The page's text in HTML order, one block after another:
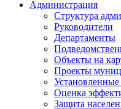
Администрация
Структура
Руководители
Департаменты
Объекты на
Проекты
Оценка
Защита